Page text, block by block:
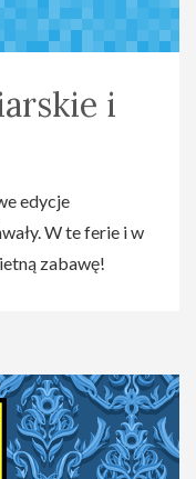
i
edycje
W te ferie i w
zabawę!